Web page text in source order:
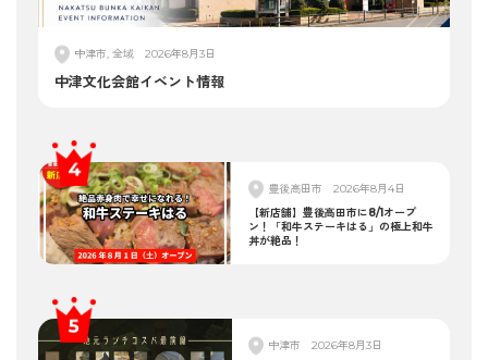
中津市, 全域 2026年8月3日
中津文化会館イベント情報
豊後高田市
2026年8月4日
【新店舗】豊後高田市に8/1オープ
ン！「和牛ステーキはる」の極上和牛
丼が絶品！
中津市
2026年8月3日